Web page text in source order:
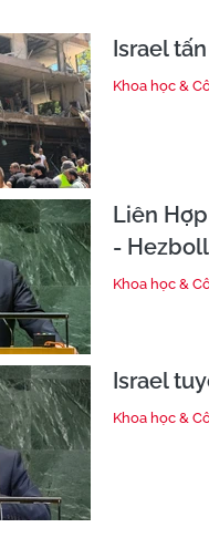
Israel
Khoa học &
Liên
-
Khoa học &
Israel
Khoa học &